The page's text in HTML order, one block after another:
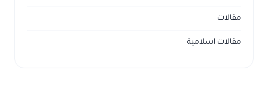
مقالات
مقالات اسلامية